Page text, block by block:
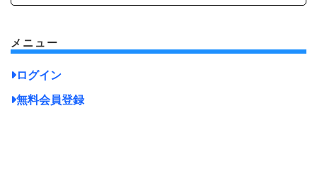
メニュー
ログイン
無料会員登録